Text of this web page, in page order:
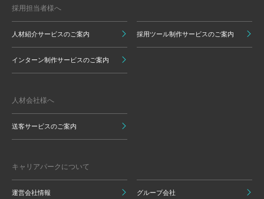
採用担当者様へ
人材紹介サービスのご案内 採用ツール制作サービスのご案内
インターン制作サービスのご案内
人材会社様へ
送客サービスのご案内
キャリアパークについて
運営会社情報 グループ会社